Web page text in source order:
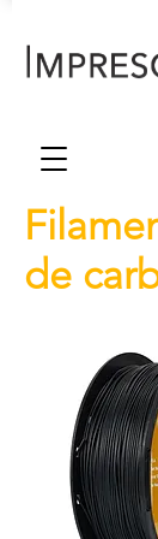
de